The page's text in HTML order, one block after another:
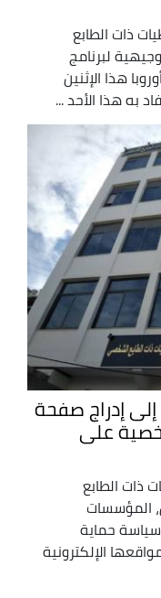
ذات الطابع
لبرنامج
هذا الإثنين
به هذا الأحد ...
إدراج صفحة
على
الطابع
حماية
الإلكترونية